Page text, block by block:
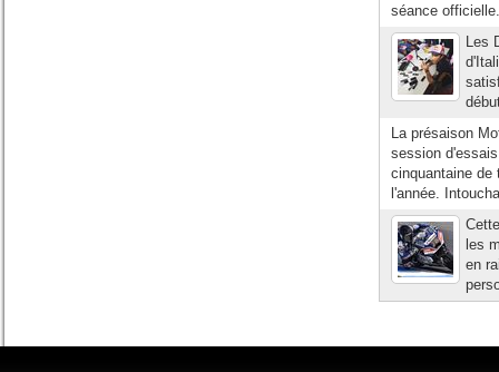
séance
Les
La présaison
session
cinquantaine de
l'année.
les
en